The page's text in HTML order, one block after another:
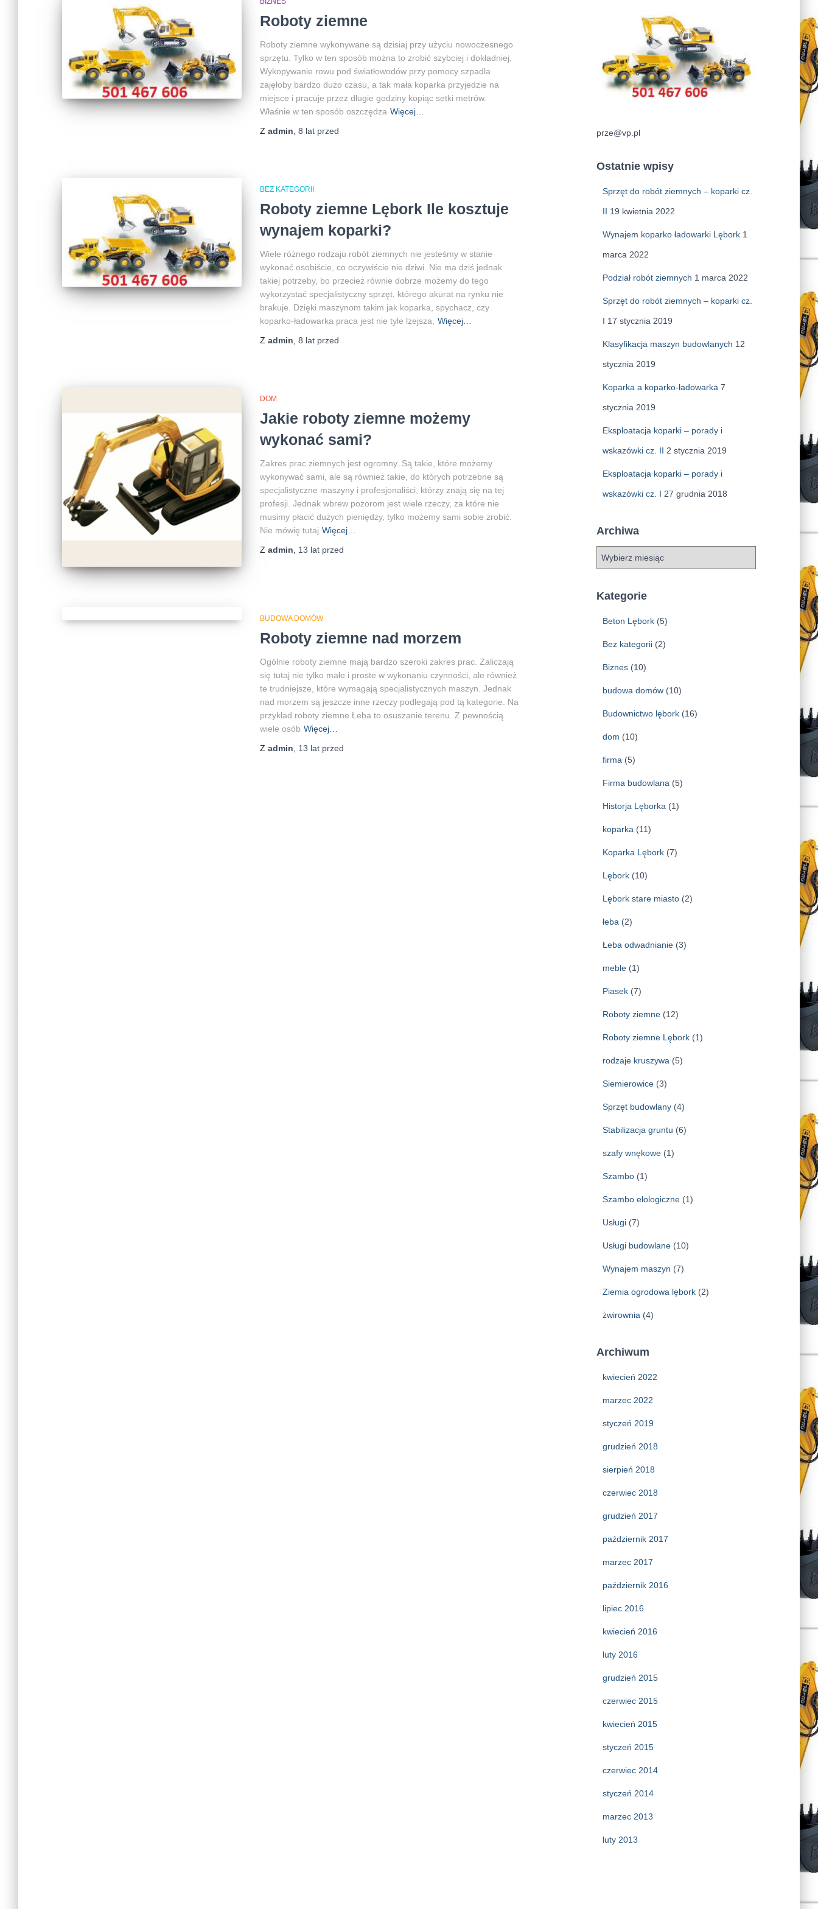
Roboty ziemne
Roboty ziemne wykonywane są dzisiaj przy użyciu nowoczesnego
sprzętu. Tylko w ten sposób można to zrobić szybciej i dokładniej.
Wykopywanie rowu pod światłowodów przy pomocy szpadla
zajęłoby bardzo dużo czasu, a tak mała koparka przyjedzie na
miejsce i pracuje przez długie godziny kopiąc setki metrów.
Właśnie w ten sposób oszczędza Więcej…
Z admin 8 lat przed
BEZ KATEGORII
Roboty ziemne Lębork Ile kosztuje
wynajem koparki?
Wiele różnego rodzaju robót ziemnych nie jesteśmy w stanie
wykonać osobiście, co oczywiście nie dziwi. Nie ma dziś jednak
takiej potrzeby, bo przecież równie dobrze możemy do tego
wykorzystać specjalistyczny sprzęt, którego akurat na rynku nie
brakuje. Dzięki maszynom takim jak koparka, spychacz, czy
koparko-ładowarka praca jest nie tyle lżejsza,
Więcej…
Z admin 8 lat przed
DOM
Jakie roboty ziemne możemy
wykonać sami?
Zakres prac ziemnych jest ogromny. Są takie, które możemy
wykonywać sami, ale są również takie, do których potrzebne są
specjalistyczne maszyny i profesjonaliści, którzy znają się na tej
profesji. Jednak wbrew pozorom jest wiele rzeczy, za które nie
musimy płacić dużych pieniędzy, tylko możemy sami sobie zrobić.
Nie mówię tutaj Więcej…
Z admin 13 lat przed
BUDOWA DOMÓW
Roboty ziemne nad morzem
Ogólnie roboty ziemne mają bardzo szeroki zakres prac. Zaliczają
się tutaj nie tylko małe i proste w wykonaniu czynności, ale również
te trudniejsze, które wymagają specjalistycznych maszyn. Jednak
nad morzem są jeszcze inne rzeczy podlegają pod tą kategorie. Na
przykład roboty ziemne Łeba to osuszanie terenu. Z pewnością
wiele osób Więcej…
Z admin 13 lat przed
prze@vp.pl
Ostatnie wpisy
Sprzęt do robót ziemnych – koparki cz.
II 19 kwietnia 2022
Wynajem koparko ładowarki Lębork 1
marca 2022
Podział robót ziemnych 1 marca 2022
Sprzęt do robót ziemnych – koparki cz.
I 17 stycznia 2019
Klasyfikacja maszyn budowlanych 12
stycznia 2019
Koparka a koparko-ładowarka 7
stycznia 2019
Eksploatacja koparki – porady i
wskazówki cz. II 2 stycznia 2019
Eksploatacja koparki – porady i
wskazówki cz. I 27 grudnia 2018
Archiwa
h
Kategorie
Beton Lębork(5)
Bez kategorii(2)
Biznes(10)
budowa domów(10)
Budownictwo lębork(16)
dom (10)
firma (5)
Firma budowlana (5)
Historja Lęborka (1)
koparka (11)
Koparka Lębork(7)
Lębork(10)
Lębork stare miasto(2)
łeba (2)
Łeba odwadnianie(3)
meble(1)
Piasek(7)
Roboty ziemne(12)
Roboty ziemne Lębork(1)
rodzaje kruszywa (5)
Siemierowice(3)
Sprzęt budowlany(4)
Stabilizacja gruntu (6)
szafy wnękowe(1)
Szambo(1)
Szambo elologiczne(1)
Usługi(7)
Usługi budowlane(10)
Wynajem maszyn (7)
Ziemia ogrodowa lębork(2)
żwirownia (4)
Archiwum
kwiecień 2022
marzec 2022
styczeń 2019
grudzień 2018
sierpień 2018
czerwiec 2018
grudzień 2017
październik 2017
marzec 2017
październik 2016
lipiec 2016
kwiecień 2016
luty 2016
grudzień 2015
czerwiec 2015
kwiecień 2015
styczeń 2015
czerwiec 2014
styczeń 2014
marzec 2013
luty 2013